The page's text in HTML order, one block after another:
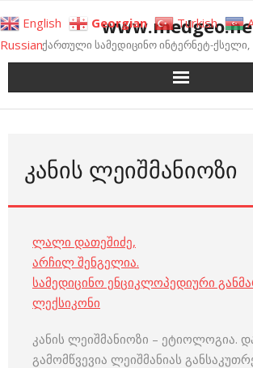
to
contentქართული სამედიცინო ინტერნეტ-ქსელი,
ᲙᲐᲜᲘᲡ ᲚᲔᲘᲨᲛᲐᲜᲘᲝᲖᲘ
ლალი დათეშიძე,
არჩილ შენგელია.
სამედიცინო ენციკლოპედიური
ლექსიკონი
კანის ლეიშმანიოზი – ეტიოლოგია.
გამომწვევია ლეიშმანიას
English Georgian Turkish
Russian